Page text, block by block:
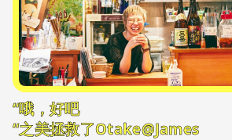
“哦，好吧
“之美拯救了Otake@James